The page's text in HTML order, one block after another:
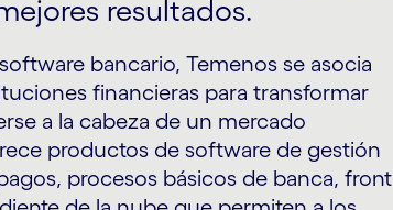
resultados.
bancario, Temenos se asocia
financieras para transformar
a la cabeza de un mercado
productos de software de gestión
procesos básicos de banca, front